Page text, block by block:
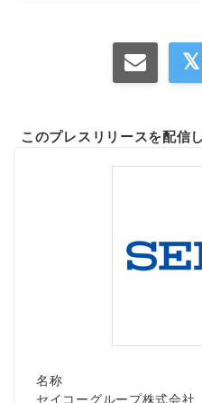
このプレスリリースを配信
名称
セイコーグループ株式会社